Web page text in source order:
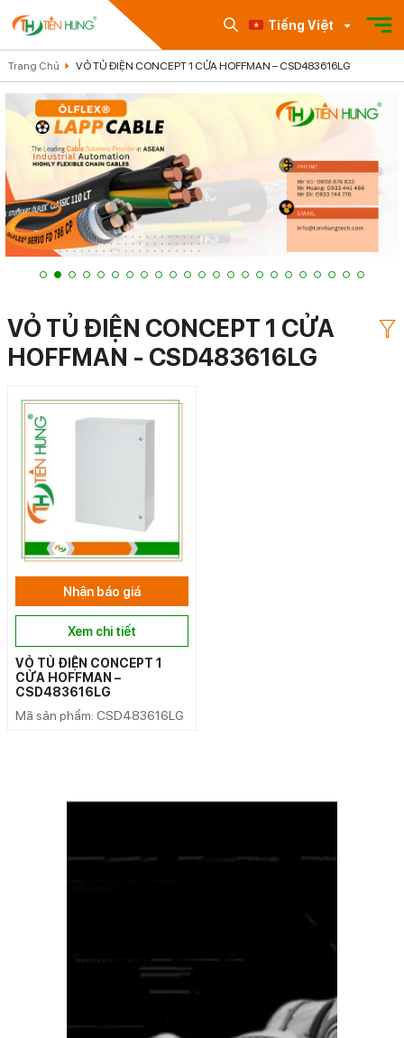
Tiếng Việt
Trang Chủ VỎ TỦ ĐIỆN CONCEPT 1 CỬA HOFFMAN – CSD483616LG
VỎ TỦ ĐIỆN CONCEPT 1 CỬA
HOFFMAN - CSD483616LG
Nhận báo giá
Xem chi tiết
VỎ TỦ ĐIỆN CONCEPT 1
CỬA HOFFMAN –
CSD483616LG
Mã sản phẩm: CSD483616LG